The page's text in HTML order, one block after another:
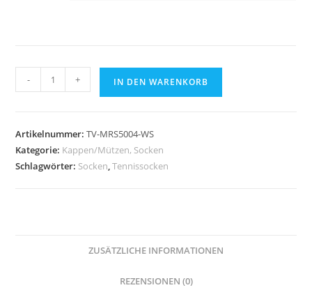
WEISS
SCHWARZ
Menge
- + IN DEN WARENKORB
Artikelnummer:TV-MRS5004-WS
Kategorie: Kappen/Mützen, Socken
Schlagwörter: Socken,Tennissocken
ZUSÄTZLICHE INFORMATIONEN
REZENSIONEN (0)